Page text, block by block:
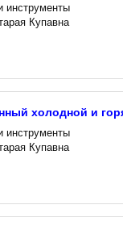
инструменты
Купавна
холодной и
инструменты
Купавна